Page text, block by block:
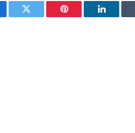
Twitter Pinterest LinkedIn